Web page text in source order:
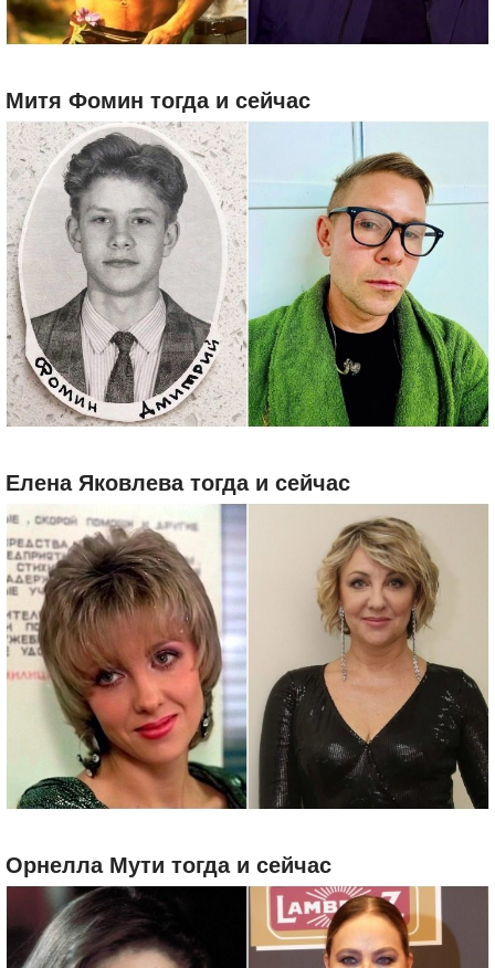
Митя Фомин тогда и сейчас
Елена Яковлева тогда и сейчас
Орнелла Мути тогда и сейчас